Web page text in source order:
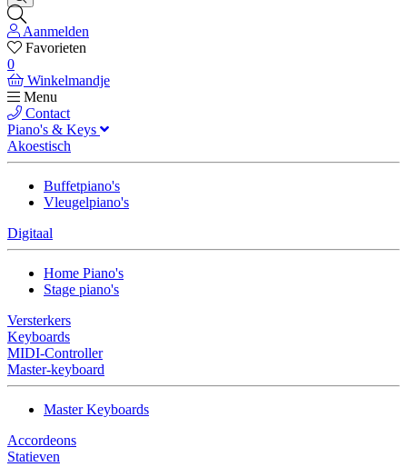
Aanmelden
Favorieten
0
Winkelmandje
Menu
Contact
Piano's & Keys
Akoestisch
Buffetpiano's
Vleugelpiano's
Digitaal
Home Piano's
Stage piano's
Versterkers
Keyboards
MIDI-Controller
Master-keyboard
Master Keyboards
Accordeons
Statieven